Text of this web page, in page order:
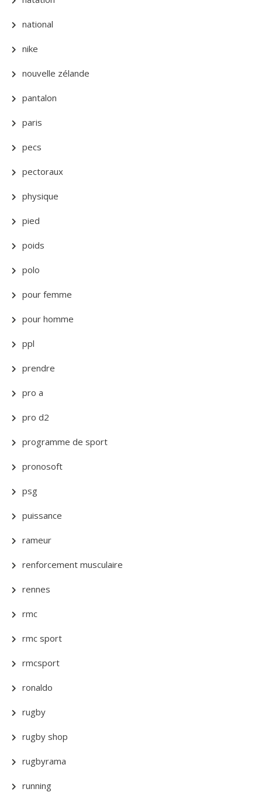
national
nike
nouvelle zélande
pantalon
paris
pecs
pectoraux
physique
pied
poids
polo
pour femme
pour homme
ppl
prendre
pro a
pro d2
programme de sport
pronosoft
psg
puissance
rameur
renforcement musculaire
rennes
rmc
rmc sport
rmcsport
ronaldo
rugby
rugby shop
rugbyrama
running